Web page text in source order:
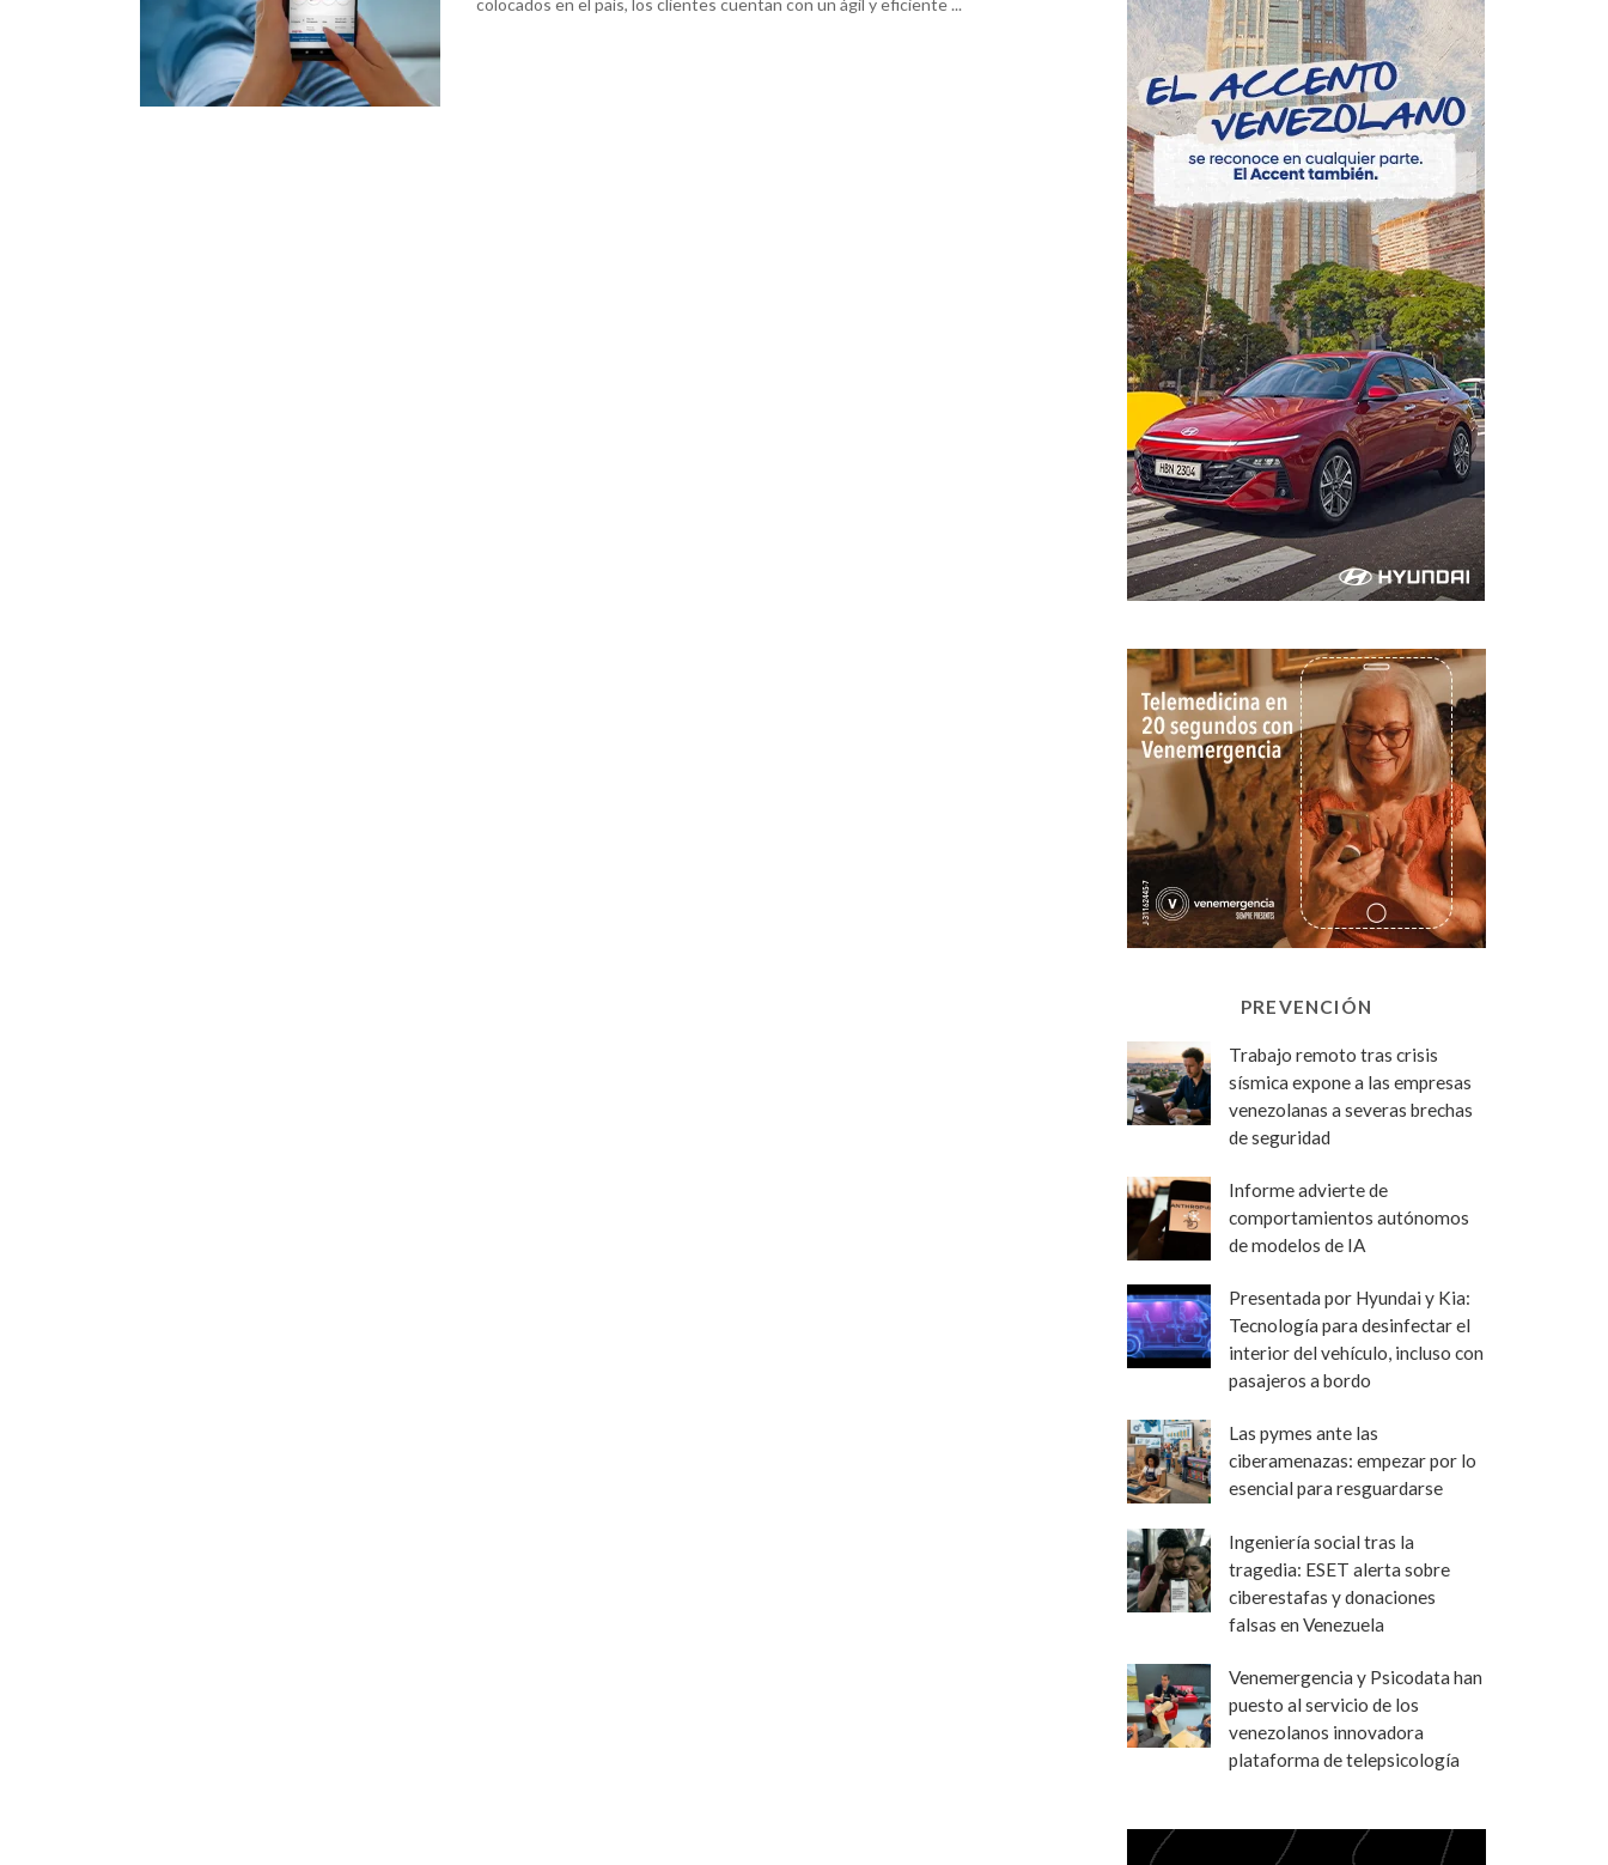
colocados en el país, los clientes cuentan con un ágil y eficiente ...
PREVENCIÓN
Trabajo remoto tras crisis
sísmica expone a las empresas
venezolanas a severas brechas
de seguridad
Informe advierte de
comportamientos autónomos
de modelos de IA
Presentada por Hyundai y Kia:
Tecnología para desinfectar el
interior del vehículo, incluso con
pasajeros a bordo
Las pymes ante las
ciberamenazas: empezar por lo
esencial para resguardarse
Ingeniería social tras la
tragedia: ESET alerta sobre
ciberestafas y donaciones
falsas en Venezuela
Venemergencia y Psicodata han
puesto al servicio de los
venezolanos innovadora
plataforma de telepsicología